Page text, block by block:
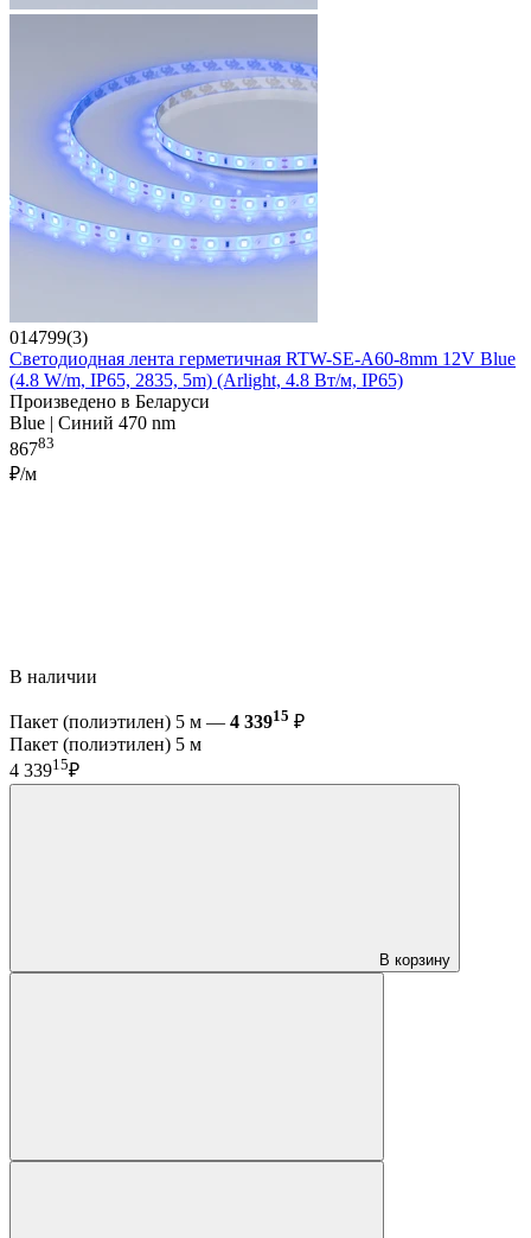
014799(3)
Светодиодная лента герметичная RTW-SE-A60-8mm 12V Blue
(4.8 W/m, IP65, 2835, 5m) (Arlight, 4.8 Вт/м, IP65)
Произведено в Беларуси
Blue | Синий 470 nm
86783
₽/м
В наличии
Пакет (полиэтилен) 5 м — 4 33915 ₽
Пакет (полиэтилен) 5 м
4 33915₽
В корзину